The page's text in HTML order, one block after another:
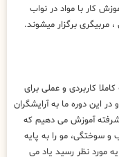
کار با مواد در نواب
کاربردی و عملی برای
این دوره ما به آرایشگران
آموزش می دهیم که
سوختگی، مو را به پایه
مورد نظر رسید یاد می